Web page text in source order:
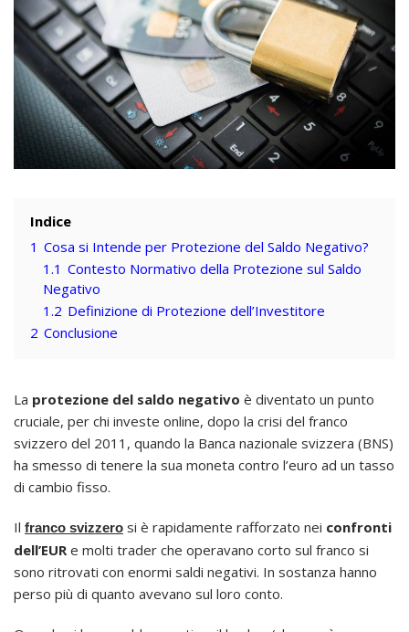
Indice
1 Cosa si Intende per Protezione del Saldo Negativo?
1.1 Contesto Normativo della Protezione sul Saldo
Negativo
1.2 Definizione di Protezione dell’Investitore
2 Conclusione
La protezione del saldo negativo è diventato un punto
cruciale, per chi investe online, dopo la crisi del franco
svizzero del 2011, quando la Banca nazionale svizzera (BNS)
ha smesso di tenere la sua moneta contro l’euro ad un tasso
di cambio fisso.
Il franco svizzero si è rapidamente rafforzato nei confronti
dell’EURe molti trader che operavano corto sul franco si
sono ritrovati con enormi saldi negativi. In sostanza hanno
perso più di quanto avevano sul loro conto.